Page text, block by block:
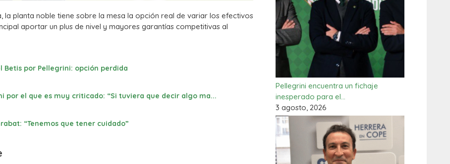
la planta noble tiene sobre la mesa la opción real de variar los efectivos
aportar un plus de nivel y mayores garantías competitivas al
por Pellegrini: opción perdida
por el que es muy criticado: “Si tuviera que decir algo ma...
“Tenemos que tener cuidado”
Pellegrini encuentra un fichaje
inesperado para el…
3 agosto, 2026